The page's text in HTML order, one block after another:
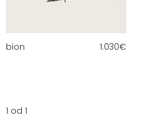
bion 1.030€
1 od 1